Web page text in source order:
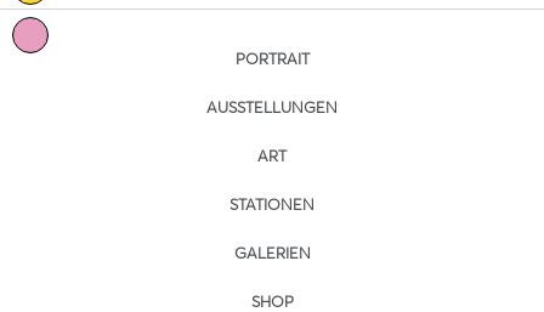
PORTRAIT
AUSSTELLUNGEN
ART
STATIONEN
GALERIEN
SHOP